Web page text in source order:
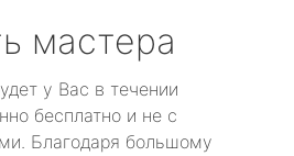
мастера
у Вас в течении
бесплатно и не с
Благодаря большому